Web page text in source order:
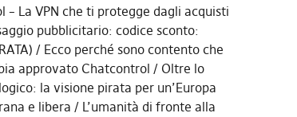
– La VPN che ti protegge dagli acquisti
pubblicitario: codice sconto:
Ecco perché sono contento che
approvato Chatcontrol
Oltre lo
la visione pirata per un’Europa
e libera
L’umanità di fronte alla